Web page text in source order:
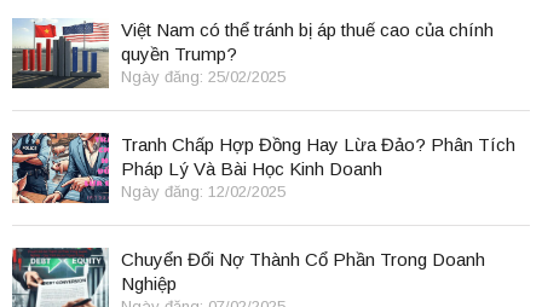
Việt Nam có thể tránh bị áp thuế cao của chính
quyền Trump?
Ngày đăng: 25/02/2025
Tranh Chấp Hợp Đồng Hay Lừa Đảo? Phân Tích
Pháp Lý Và Bài Học Kinh Doanh
Ngày đăng: 12/02/2025
Chuyển Đổi Nợ Thành Cổ Phần Trong Doanh
Nghiệp